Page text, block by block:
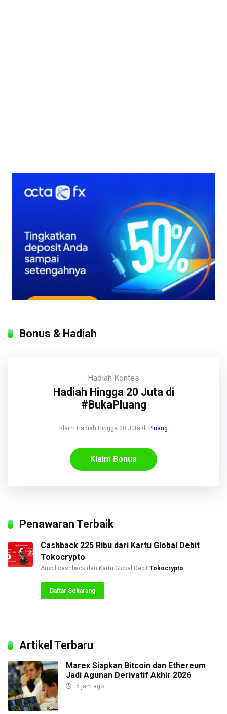
Bonus & Hadiah
Hadiah Kontes
Hadiah Hingga 20 Juta di
#BukaPluang
Klaim Hadiah Hingga 20 Juta di Pluang
Klaim Bonus
Penawaran Terbaik
Cashback 225 Ribu dari Kartu Global Debit
Tokocrypto
Ambil cashback dan Kartu Global Debit Tokocrypto
Daftar Sekarang
Artikel Terbaru
Marex Siapkan Bitcoin dan Ethereum
Jadi Agunan Derivatif Akhir 2026
5 jam ago